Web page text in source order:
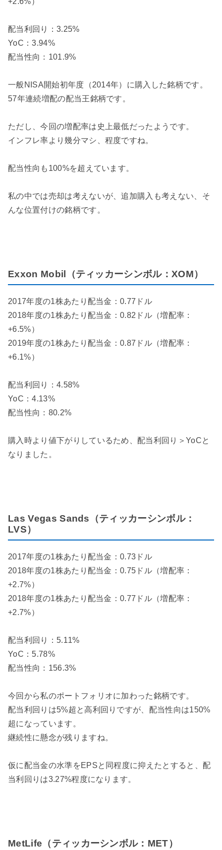
配当利回り：3.25%
YoC：3.94%
配当性向：101.9%
一般NISA開始初年度（2014年）に購入した銘柄です。
57年連続増配の配当王銘柄です。
ただし、今回の増配率は史上最低だったようです。
インフレ率より幾分マシ、程度ですね。
配当性向も100%を超えています。
私の中では売却は考えないが、追加購入も考えない、そ
んな位置付けの銘柄です。
Exxon Mobil（ティッカーシンボル：XOM）
2017年度の1株あたり配当金：0.77ドル
2018年度の1株あたり配当金：0.82ドル（増配率：
+6.5%）
2019年度の1株あたり配当金：0.87ドル（増配率：
+6.1%）
配当利回り：4.58%
YoC：4.13%
配当性向：80.2%
購入時より値下がりしているため、配当利回り＞YoCと
なりました。
Las Vegas Sands（ティッカーシンボル：
LVS）
2017年度の1株あたり配当金：0.73ドル
2018年度の1株あたり配当金：0.75ドル（増配率：
+2.7%）
2018年度の1株あたり配当金：0.77ドル（増配率：
+2.7%）
配当利回り：5.11%
YoC：5.78%
配当性向：156.3%
今回から私のポートフォリオに加わった銘柄です。
配当利回りは5%超と高利回りですが、配当性向は150%
超になっています。
継続性に懸念が残りますね。
仮に配当金の水準をEPSと同程度に抑えたとすると、配
当利回りは3.27%程度になります。
MetLife（ティッカーシンボル：MET）